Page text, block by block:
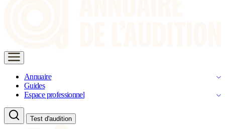
Annuaire
Guides
Espace professionnel
Test d'audition